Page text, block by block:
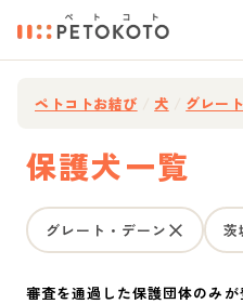
ペトコトお結び 犬 グレー
保護犬一覧
グレート・デーン 茨
審査を通過した保護団体のみ